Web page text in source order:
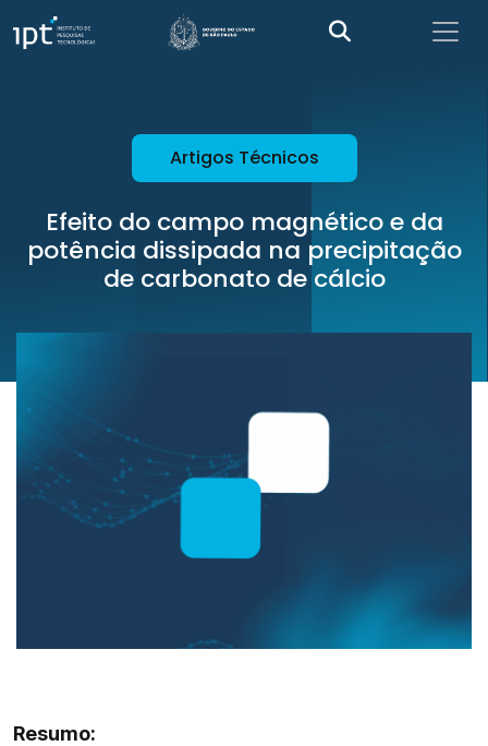
Artigos Técnicos
Efeito do campo magnético e da
potência dissipada na precipitação
de carbonato de cálcio
Resumo: